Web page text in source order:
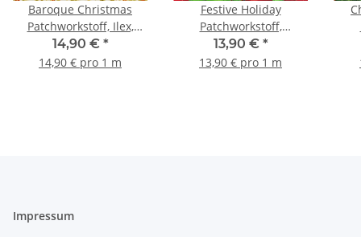
Baroque Christmas
Patchworkstoff, Ilex,
eierschale, grün, rot,
gold
14,90 € *
14,90 € pro 1 m
Festive Holiday
Patchworkstoff,
Weihnachtskugeln, rot,
grün, gold
13,90 € *
13,90 € pro 1 m
Impressum